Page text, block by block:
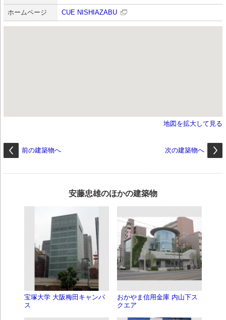
ホームページ CUE NISHIAZABU
地図を拡大して見る
前の建築物へ 次の建築物へ
安藤忠雄のほかの建築物
宝塚大学 大阪梅田キャンパ
ス
おかやま信用金庫 内山下ス
クエア